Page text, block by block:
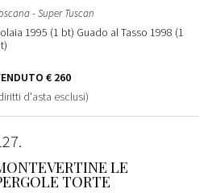
- Super Tuscan
1995 (1 bt) Guado al Tasso 1998 (1
€ 260
d'asta esclusi)
LE
TORTE